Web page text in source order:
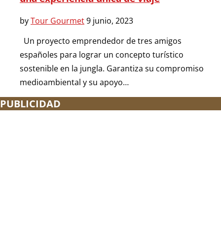
byTour Gourmet9 junio, 2023
Un proyecto emprendedor de tres amigos
españoles para lograr un concepto turístico
sostenible en la jungla. Garantiza su compromiso
medioambiental y su apoyo…
PUBLICIDAD